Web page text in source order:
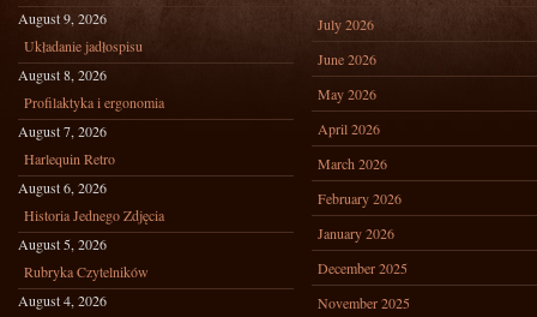
August 9, 2026
Układanie jadłospisu
August 8, 2026
Profilaktyka i ergonomia
August 7, 2026
Harlequin Retro
August 6, 2026
Historia Jednego Zdjęcia
August 5, 2026
Rubryka Czytelników
August 4, 2026
July 2026
June 2026
May 2026
April 2026
March 2026
February 2026
January 2026
December 2025
November 2025